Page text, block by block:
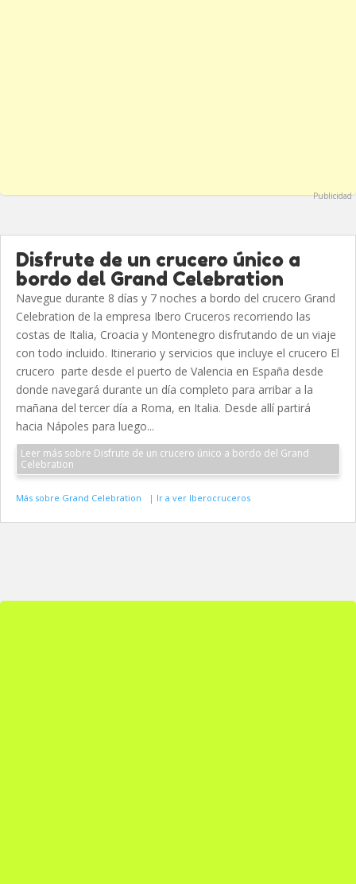
Publicidad
Disfrute de un crucero único a
bordo del Grand Celebration
Navegue durante 8 días y 7 noches a bordo del crucero Grand
Celebration de la empresa Ibero Cruceros recorriendo las
costas de Italia, Croacia y Montenegro disfrutando de un viaje
con todo incluido. Itinerario y servicios que incluye el crucero El
crucero parte desde el puerto de Valencia en España desde
donde navegará durante un día completo para arribar a la
mañana del tercer día a Roma, en Italia. Desde allí partirá
hacia Nápoles para luego...
Leer más sobre Disfrute de un crucero único a bordo del Grand
Celebration
Más sobre Grand Celebration | Ir a ver Iberocruceros